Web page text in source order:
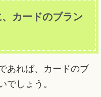
カードのブラン
あれば、カードのブ
でしょう。